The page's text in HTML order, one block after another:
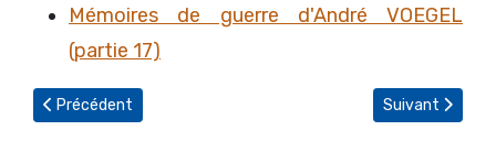
Mémoires de guerre d'André VOEGEL
(partie 17)
Article précédent : Mémoires de guerre d'André VOEGEL (partie
Précédent Article suivant :
Suivant